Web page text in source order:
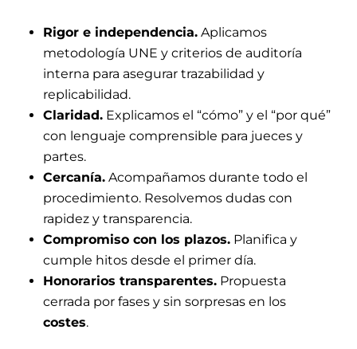
Rigor e independencia.Aplicamos
metodología UNE y criterios de auditoría
interna para asegurar trazabilidad y
replicabilidad.
Claridad.Explicamos el “cómo” y el “por qué”
con lenguaje comprensible para jueces y
partes.
Cercanía.Acompañamos durante todo el
procedimiento. Resolvemos dudas con
rapidez y transparencia.
Compromiso con los plazos.Planifica y
cumple hitos desde el primer día.
Honorarios transparentes.Propuesta
cerrada por fases y sin sorpresas en los
costes.